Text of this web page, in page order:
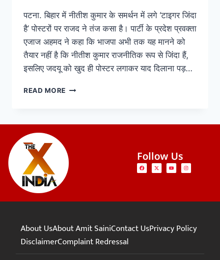
पटना. बिहार में नीतीश कुमार के समर्थन में लगे ‘टाइगर जिंदा
है’ पोस्टरों पर राजद ने तंज कसा है। पार्टी के प्रदेश प्रवक्ता
एजाज अहमद ने कहा कि भाजपा अभी तक यह मानने को
तैयार नहीं है कि नीतीश कुमार राजनीतिक रूप से जिंदा हैं,
इसलिए जदयू को खुद ही पोस्टर लगाकर याद दिलाना पड़…
READ MORE
Follow Us
About UsAbout Amit SainiContact UsPrivacy Policy
DisclaimerComplaint Redressal